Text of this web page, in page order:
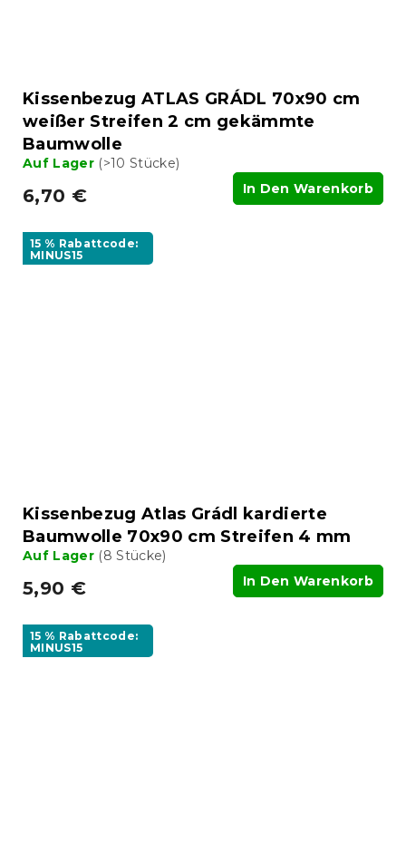
Kissenbezug ATLAS GRÁDL 70x90 cm
weißer Streifen 2 cm gekämmte
Baumwolle
Auf Lager (>10 Stücke)
6,70 € In Den Warenkorb
15 % Rabattcode:
MINUS15
Kissenbezug Atlas Grádl kardierte
Baumwolle 70x90 cm Streifen 4 mm
Auf Lager (8 Stücke)
5,90 € In Den Warenkorb
15 % Rabattcode:
MINUS15